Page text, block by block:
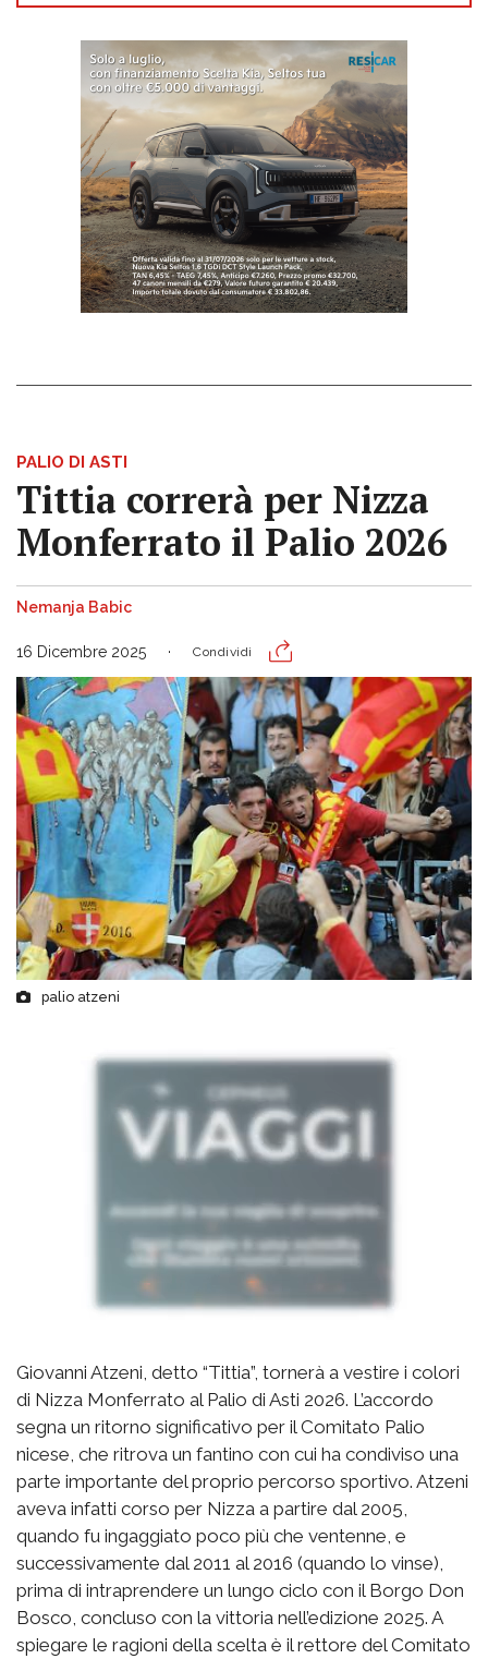
PALIO DI ASTI
Tittia correrà per Nizza
Monferrato il Palio 2026
Nemanja Babic
16 Dicembre 2025 Condividi
palio atzeni
Giovanni Atzeni, detto “Tittia”, tornerà a vestire i colori
di Nizza Monferrato al Palio di Asti 2026. L’accordo
segna un ritorno significativo per il Comitato Palio
nicese, che ritrova un fantino con cui ha condiviso una
parte importante del proprio percorso sportivo. Atzeni
aveva infatti corso per Nizza a partire dal 2005,
quando fu ingaggiato poco più che ventenne, e
successivamente dal 2011 al 2016 (quando lo vinse),
prima di intraprendere un lungo ciclo con il Borgo Don
Bosco, concluso con la vittoria nell’edizione 2025. A
spiegare le ragioni della scelta è il rettore del Comitato